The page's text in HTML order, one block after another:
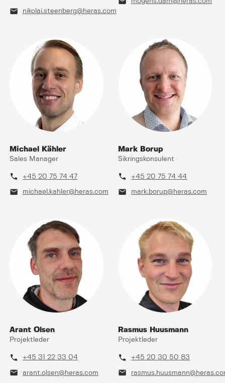
mail
nikolai.steenberg@heras.com
mogens.dam@heras.com
Michael Kähler
Sales Manager
phone +45 20 75 74 47
mail michael.kahler@heras.com
Mark Borup
Sikringskonsulent
phone +45 20 75 74 44
mail mark.borup@heras.com
Arant Olsen
Projektleder
phone +45 31 22 33 04
mail arant.olsen@heras.com
Rasmus Huusmann
Projektleder
phone +45 20 30 50 83
mail